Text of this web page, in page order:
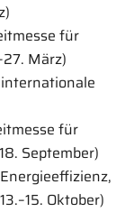
für
März)
für
September)
Oktober)